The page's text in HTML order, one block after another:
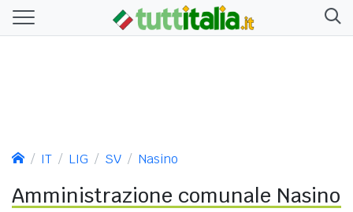
IT LIG SV Nasino
Amministrazione comunale Nasino